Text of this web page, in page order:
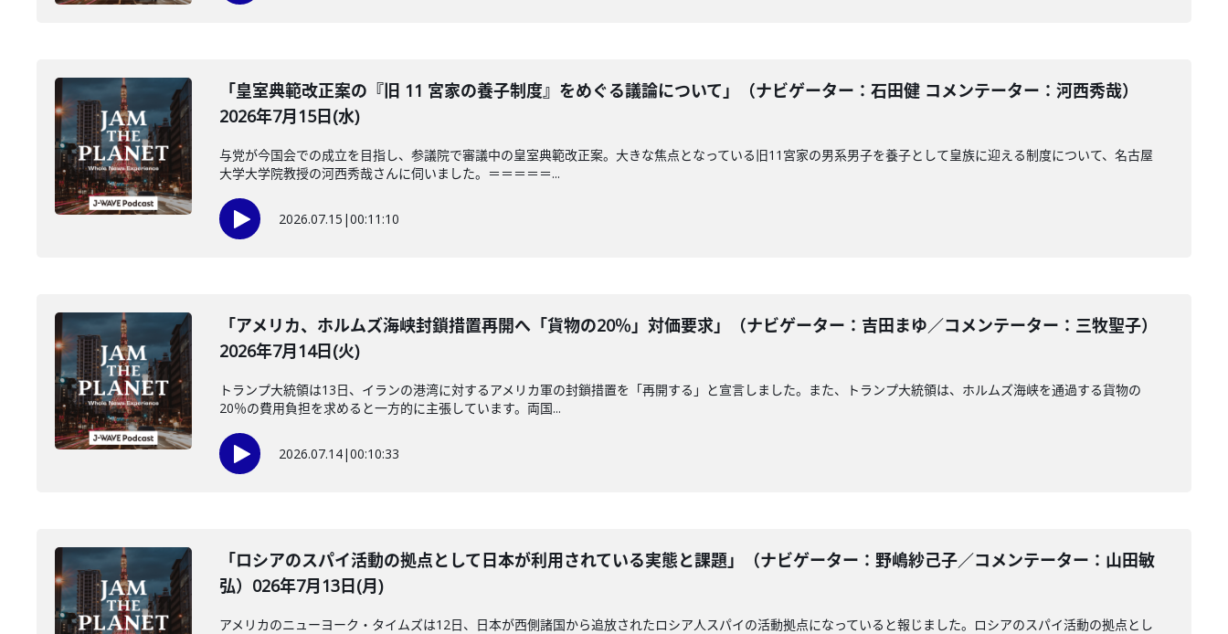
「皇室典範改正案の『旧 11 宮家の養子制度』をめぐる議論について」（ナビゲーター：石田健 コメンテーター：河西秀哉）
2026年7月15日(水)
与党が今国会での成立を目指し、参議院で審議中の皇室典範改正案。大きな焦点となっている旧11宮家の男系男子を養子として皇族に迎える制度について、名古屋
大学大学院教授の河西秀哉さんに伺いました。＝＝＝＝＝...
2026.07.15 |00:11:10
「アメリカ、ホルムズ海峡封鎖措置再開へ「貨物の20％」対価要求」（ナビゲーター：吉田まゆ／コメンテーター：三牧聖子）
2026年7月14日(火)
トランプ大統領は13日、イランの港湾に対するアメリカ軍の封鎖措置を「再開する」と宣言しました。また、トランプ大統領は、ホルムズ海峡を通過する貨物の
20％の費用負担を求めると一方的に主張しています。両国...
2026.07.14|00:10:33
「ロシアのスパイ活動の拠点として日本が利用されている実態と課題」（ナビゲーター：野嶋紗己子／コメンテーター：山田敏
弘）026年7月13日(月)
アメリカのニューヨーク・タイムズは12日、日本が西側諸国から追放されたロシア人スパイの活動拠点になっていると報じました。ロシアのスパイ活動の拠点とし